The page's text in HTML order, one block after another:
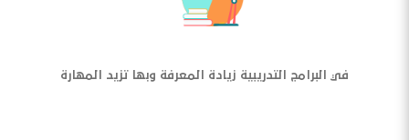
في البرامج التدريبية زيادة المعرفة وبها تزيد المهارة